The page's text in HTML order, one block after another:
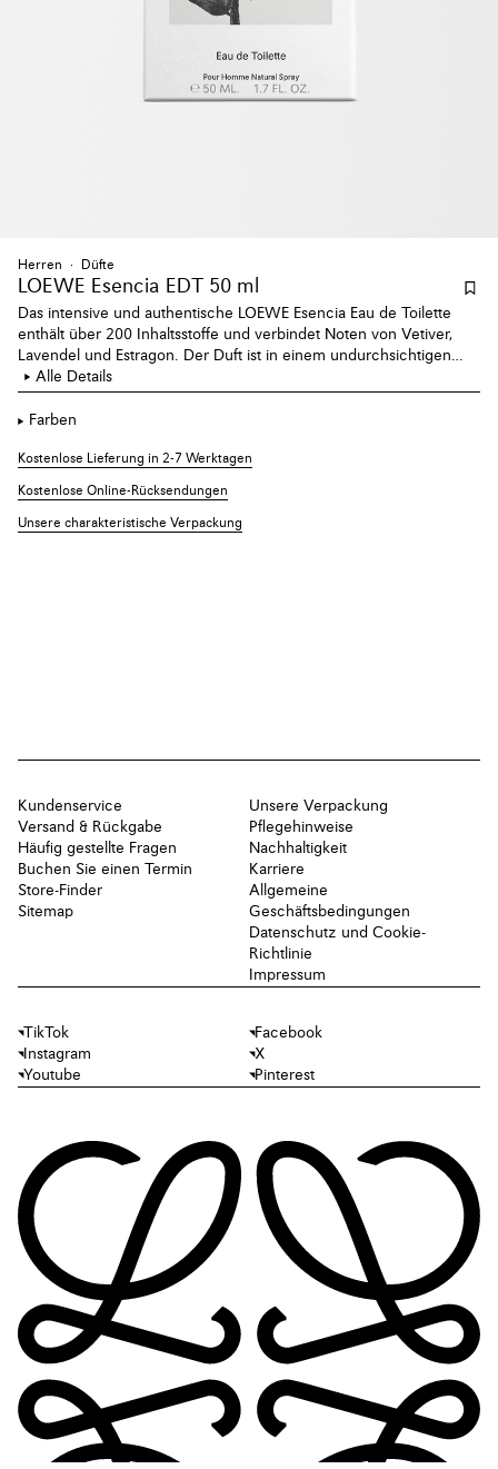
Herren Düfte
LOEWE Esencia EDT 50 ml
Das intensive und authentische LOEWE Esencia Eau de Toilette
enthält über 200 Inhaltsstoffe und verbindet Noten von Vetiver,
Lavendel und Estragon. Der Duft ist in einem undurchsichtigen
Glasflakon in einem rustikalen Dunkelgrün verpackt.
Alle Details
Farben
Kostenlose Lieferung in 2-7 Werktagen
Kostenlose Online-Rücksendungen
Unsere charakteristische Verpackung
Kundenservice
Versand & Rückgabe
Häufig gestellte Fragen
Buchen Sie einen Termin
Store-Finder
Sitemap
Unsere Verpackung
Pflegehinweise
Nachhaltigkeit
Karriere
Allgemeine
Geschäftsbedingungen
Datenschutz und Cookie-
Richtlinie
Impressum
TikTok
Facebook
Instagram
X
Youtube
Pinterest